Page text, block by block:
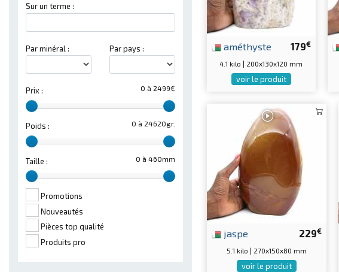
Sur un terme :
Par minéral : Par pays :
0 à 2499€
Prix :
0 à 24620gr.
Poids :
0 à 460mm
Taille :
Promotions
Nouveautés
Pièces top qualité
Produits pro
179€
améthyste
4.1 kilo | 200x130x120 mm
voir le produit
229€
jaspe
5.1 kilo | 270x150x80 mm
voir le produit